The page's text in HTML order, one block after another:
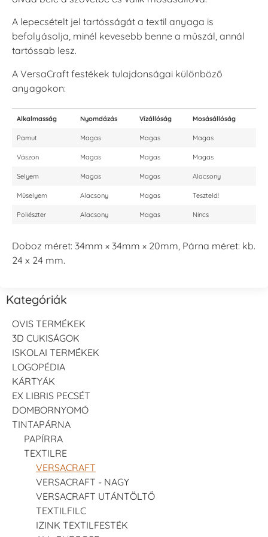
A lepecsételt jel tartósságát a textil anyaga is
befolyásolja, minél kevesebb benne a műszál, annál
tartóssab lesz.
A VersaCraft festékek tulajdonságai különböző
anyagokon:
Alkalmasság Nyomdázás Vízállóság Mosásállóság
Pamut Magas Magas Magas
Vászon Magas Magas Magas
Selyem Magas Magas Alacsony
Műselyem Alacsony Magas Teszteld!
Poliészter Alacsony Magas Nincs
Doboz méret: 34mm × 34mm × 20mm, Párna méret: kb.
24 x 24 mm.
Kategóriák
OVIS TERMÉKEK
3D CUKISÁGOK
ISKOLAI TERMÉKEK
LOGOPÉDIA
KÁRTYÁK
EX LIBRIS PECSÉT
DOMBORNYOMÓ
TINTAPÁRNA
PAPÍRRA
TEXTILRE
VERSACRAFT
VERSACRAFT - NAGY
VERSACRAFT UTÁNTÖLTŐ
TEXTILFILC
IZINK TEXTILFESTÉK